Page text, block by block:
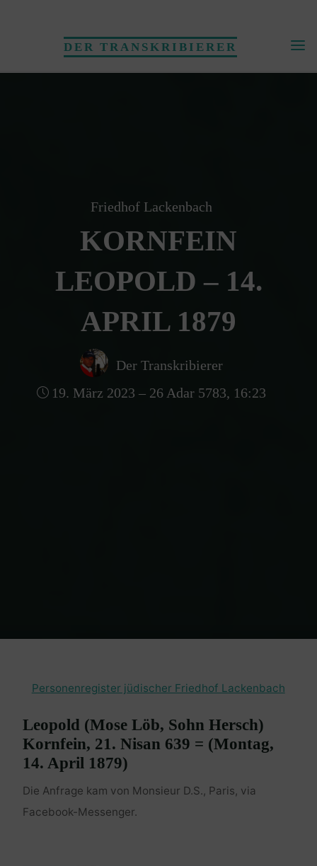
DER TRANSKRIBIERER
Friedhof Lackenbach
KORNFEIN
LEOPOLD – 14.
APRIL 1879
Der Transkribierer
19. März 2023 – 26 Adar 5783, 16:23
Personenregister jüdischer Friedhof Lackenbach
Leopold (Mose Löb, Sohn Hersch)
Kornfein, 21. Nisan 639 = (Montag,
14. April 1879)
Die Anfrage kam von Monsieur D.S., Paris, via
Facebook-Messenger.